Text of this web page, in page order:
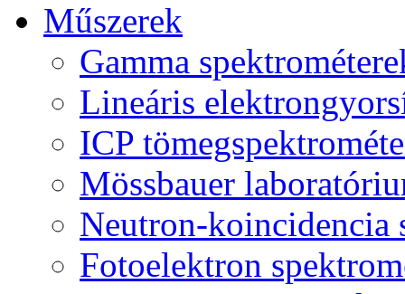
Műszerek
Gamma
Lineáris
ICP
Mössbauer
Neutron-koincidencia
Fotoelektron